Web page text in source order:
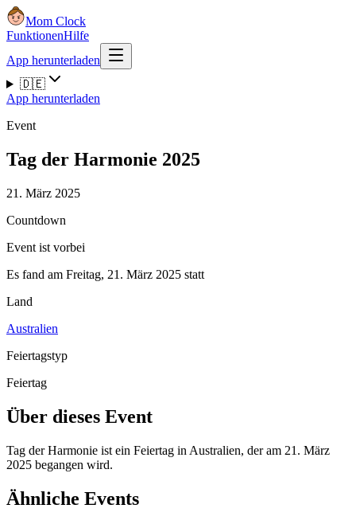
Mom Clock
FunktionenHilfe
App herunterladen
🇩🇪
App herunterladen
Event
Tag der Harmonie 2025
21. März 2025
Countdown
Event ist vorbei
Es fand am Freitag, 21. März 2025 statt
Land
Australien
Feiertagstyp
Feiertag
Über dieses Event
Tag der Harmonie ist ein Feiertag in Australien, der am 21. März
2025 begangen wird.
Ähnliche Events